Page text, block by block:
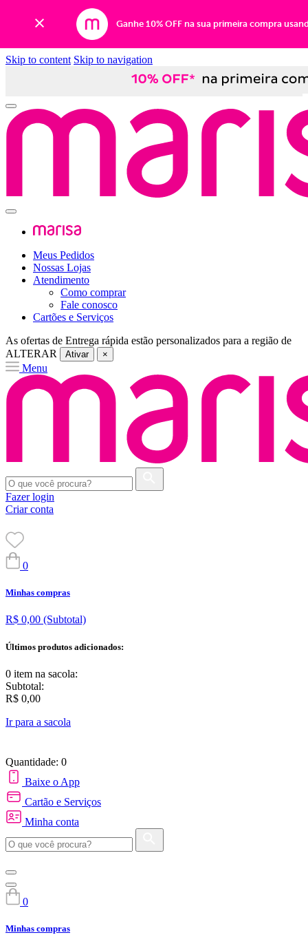
Ganhe 10% OFF na sua primeira compra
Skip to content Skip to navigation
Meus Pedidos
Nossas Lojas
Atendimento
Como comprar
Fale conosco
Cartões e Serviços
As ofertas de Entrega rápida estão personalizados para a região de
ALTERAR
Ativar ×
Menu
Fazer login
Criar conta
0
Minhas compras
R$ 0,00 (Subtotal)
Últimos produtos adicionados:
0 item na sacola:
Subtotal:
R$ 0,00
Ir para a sacola
Quantidade: 0
Baixe o App
Cartão e Serviços
Minha conta
0
Minhas compras